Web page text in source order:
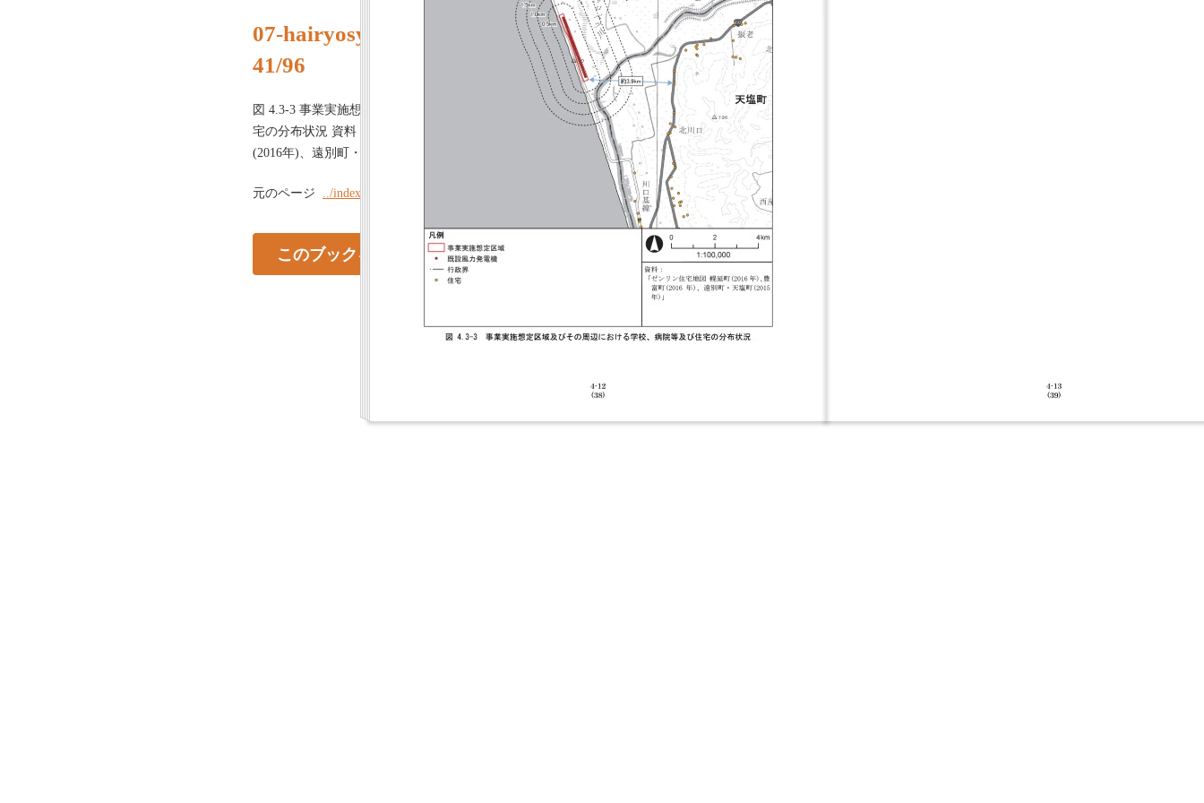
07-hairyosyo-youyakusyo
41/96
図 4.3-3 事業実施想定区域及びその周辺における学校、病院等及び住
宅の分布状況 資料： 「ゼンリン住宅地図 幌延町(2016年)、豊富町
(2016年)、遠別町・天塩町(2015年)」 4-12 (38)
元のページ ../index.html#41
このブックを見る